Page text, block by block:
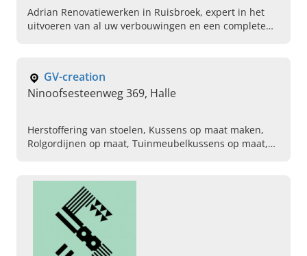
Adrian Renovatiewerken in Ruisbroek, expert in het
uitvoeren van al uw verbouwingen en een complete
GV-creation
Ninoofsesteenweg 369, Halle
Herstoffering van stoelen, Kussens op maat maken,
Rolgordijnen op maat, Tuinmeubelkussens op maat,